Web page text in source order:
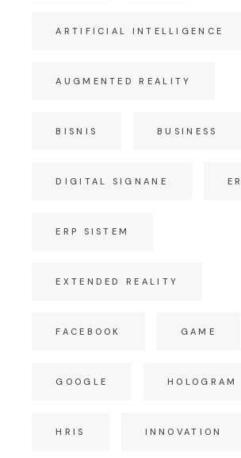
ARTIFICIAL INTELLIGENCE
AUGMENTED REALITY
BISNIS BUSINESS
DIGITAL SIGNANE
ERP SISTEM
EXTENDED REALITY
FACEBOOK GAME
GOOGLE HOLOGRAM
HRIS INNOVATION